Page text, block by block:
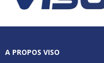
A PROPOS VISO